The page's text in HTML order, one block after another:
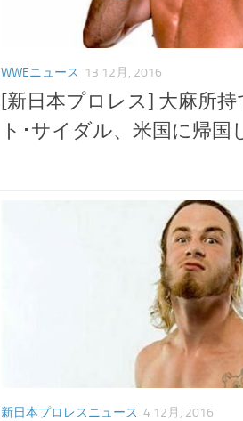
WWEニュース 13 12月, 2016
[新日本プロレス] 大麻所
ト･サイダル、米国に帰国
新日本プロレスニュース 4 12月, 2016